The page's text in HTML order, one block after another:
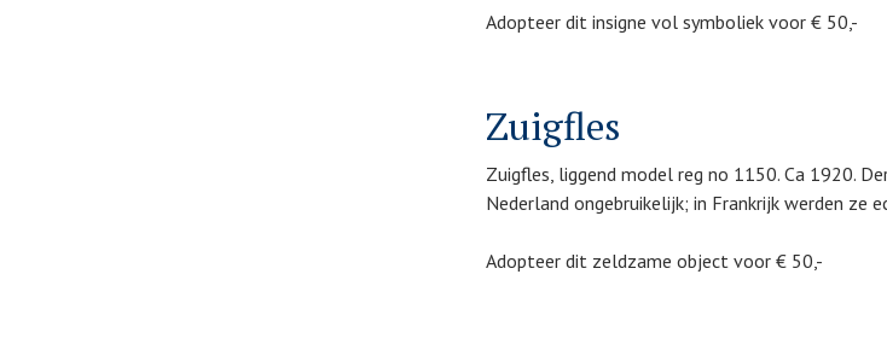
Adopteer dit insigne vol symboliek voor € 50,-
Zuigfles
Zuigfles, liggend model reg no 1150. Ca 1920.
Nederland ongebruikelijk; in Frankrijk werden ze
Adopteer dit zeldzame object voor € 50,-